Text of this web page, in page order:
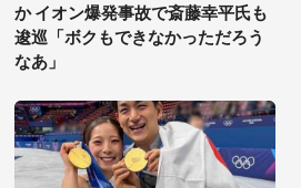
か イオン爆発事故で斎藤幸平氏も
逡巡「ボクもできなかっただろう
なあ」